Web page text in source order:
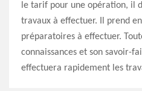
le tarif pour une opération, il
travaux à effectuer. Il prend
préparatoires à effectuer.
connaissances et son savoir-
effectuera rapidement les